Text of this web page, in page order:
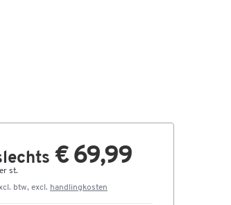
€ 69,99
st.
btw, excl. handlingkosten